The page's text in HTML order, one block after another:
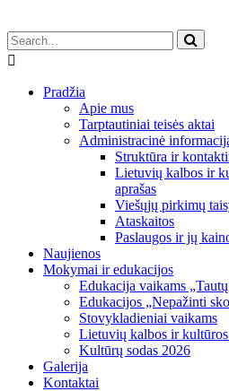
Pradžia
Apie mus
Tarptautiniai teisės aktai
Administracinė
Struktūra ir
Lietuvių kalbos ir
aprašas
Viešųjų pirkimų
Ataskaitos
Paslaugos ir jų
Naujienos
Mokymai ir edukacijos
Edukacija vaikams
Edukacijos „Nepažinti
Stovykladieniai vaikams
Lietuvių kalbos ir
Kultūrų sodas 2026
Galerija
Kontaktai